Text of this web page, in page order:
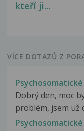
kteří ji...
VÍCE DOTAZŮ Z
Dobrý den, moc
problém, jsem už